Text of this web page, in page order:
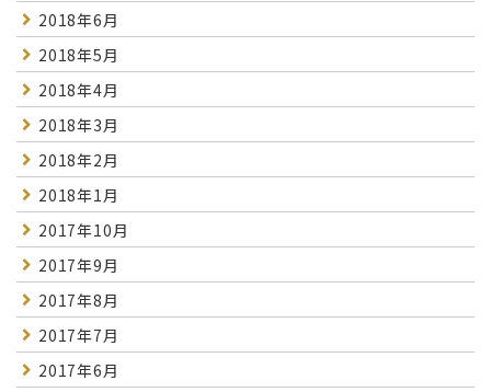
2018年6月
2018年5月
2018年4月
2018年3月
2018年2月
2018年1月
2017年10月
2017年9月
2017年8月
2017年7月
2017年6月